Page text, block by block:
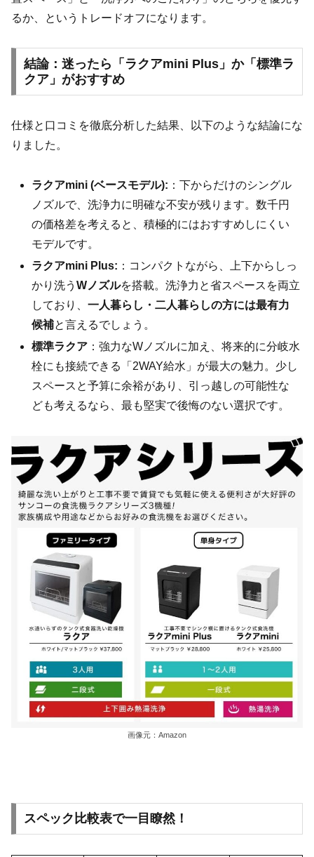
るか、というトレードオフになります。
結論：迷ったら「ラクアmini Plus」か「標準ラ
クア」がおすすめ
仕様と口コミを徹底分析した結果、以下のような結論にな
りました。
ラクアmini (ベースモデル): ：下からだけのシングル
ノズルで、洗浄力に明確な不安が残ります。数千円
の価格差を考えると、積極的にはおすすめしにくい
モデルです。
ラクアmini Plus: ：コンパクトながら、上下からしっ
かり洗うWノズルを搭載。洗浄力と省スペースを両立
しており、一人暮らし・二人暮らしの方には最有力
候補と言えるでしょう。
標準ラクア ：強力なWノズルに加え、将来的に分岐水
栓にも接続できる「2WAY給水」が最大の魅力。少し
スペースと予算に余裕があり、引っ越しの可能性な
ども考えるなら、最も堅実で後悔のない選択です。
画像元：Amazon
スペック比較表で一目瞭然！